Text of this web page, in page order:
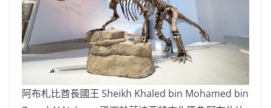
阿布札比酋長國王 Sheikh Khaled bin Mohamed bin